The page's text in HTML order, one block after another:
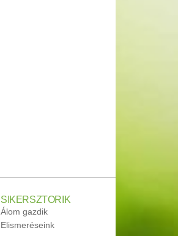
SIKERSZTORIK
Álom gazdik
Elismeréseink